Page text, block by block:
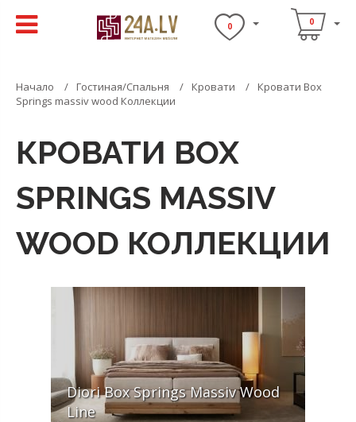
0 0
Начало Гостиная/Спальня Кровати
Кровати Box
Springs massiv wood Коллекции
КРОВАТИ BOX
SPRINGS MASSIV
WOOD КОЛЛЕКЦИИ
Diori Box Springs Massiv Wood
Line